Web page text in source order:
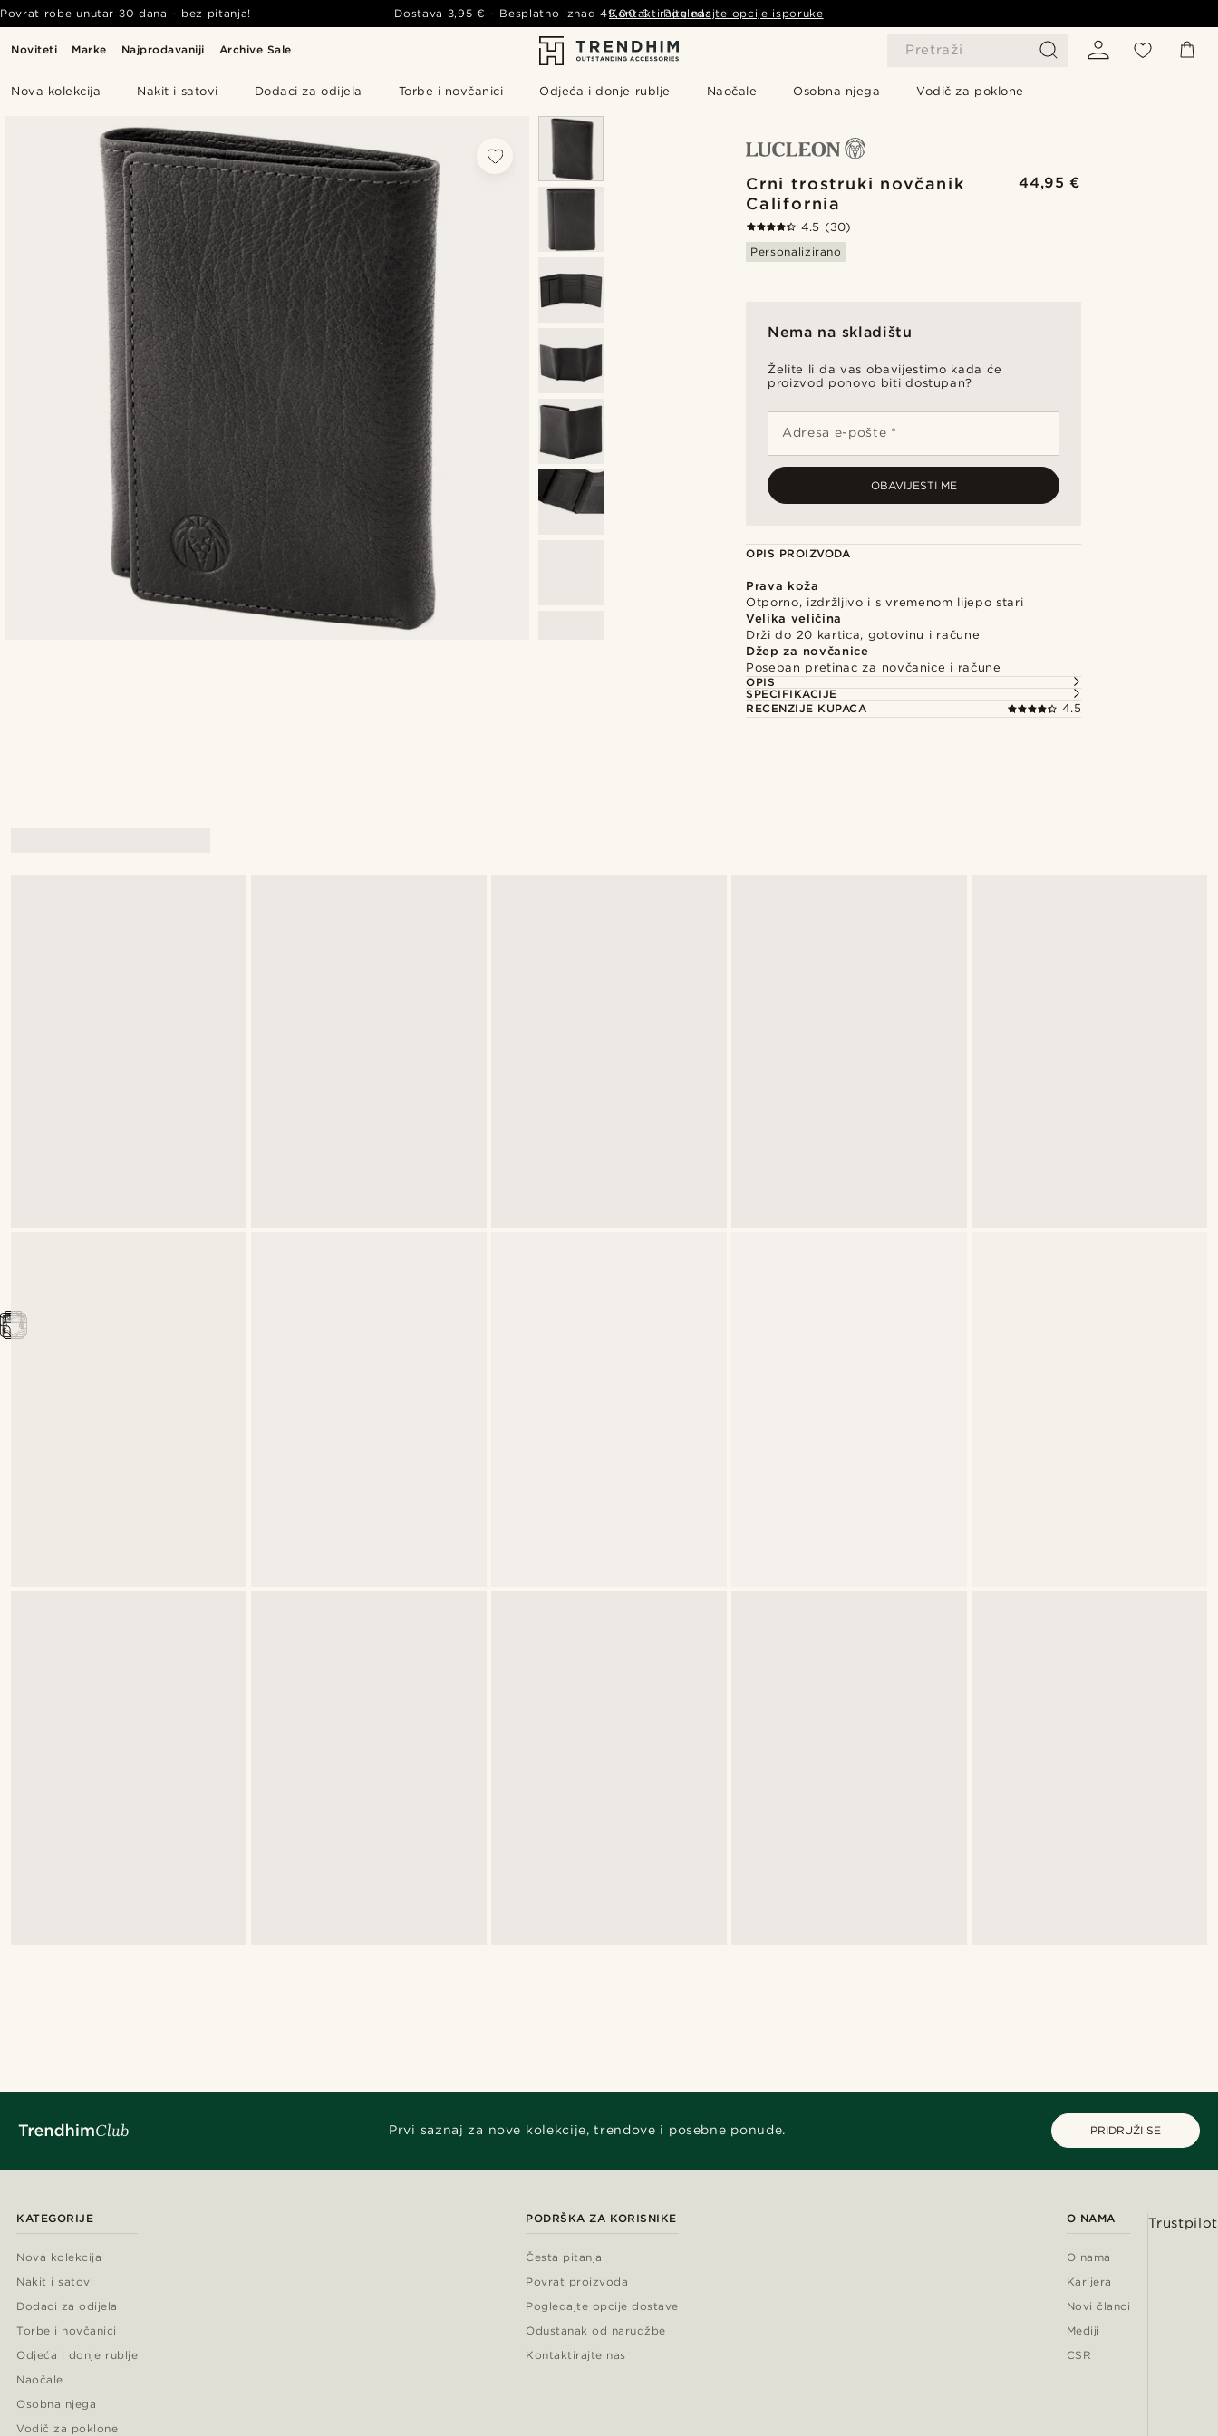
Noviteti Marke Najprodavaniji Archive Sale Pretraži
Nova kolekcija Nakit i satovi Dodaci za odijela Torbe i novčanici Odjeća i donje rublje Naočale Osobna njega Vodič za poklone
Povrat robe unutar 30 dana - bez pitanja! Dostava 3,95 € - Besplatno iznad49,00 € - Pogledajte opcije isporuke
Kontaktirajte nas
Crni trostruki novčanik
California
44,95 €
4.5 (30)
Personalizirano
Nema na skladištu
Želite li da vas obavijestimo kada će
proizvod ponovo biti dostupan?
Adresa e-pošte *
OBAVIJESTI ME
OPIS PROIZVODA
Prava koža
Otporno, izdržljivo i s vremenom lijepo stari
Velika veličina
Drži do 20 kartica, gotovinu i račune
Džep za novčanice
Poseban pretinac za novčanice i račune
OPIS
SPECIFIKACIJE
RECENZIJE KUPACA
4.5
Prvi saznaj za nove kolekcije, trendove i posebne ponude. PRIDRUŽI SE
KATEGORIJE
Nova kolekcija
Nakit i satovi
Dodaci za odijela
Torbe i novčanici
Odjeća i donje rublje
Naočale
Osobna njega
Vodič za poklone
PODRŠKA ZA KORISNIKE
Česta pitanja
Povrat proizvoda
Pogledajte opcije dostave
Odustanak od narudžbe
Kontaktirajte nas
O NAMA
O nama
Karijera
Novi članci
Mediji
CSR
Trustpilot